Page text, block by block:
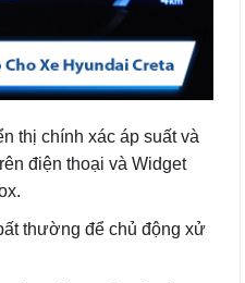
thị chính xác áp suất và
điện thoại và Widget
thường để chủ động xử